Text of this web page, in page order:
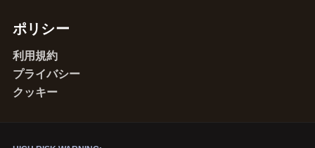
ポリシー
利用規約
プライバシー
クッキー